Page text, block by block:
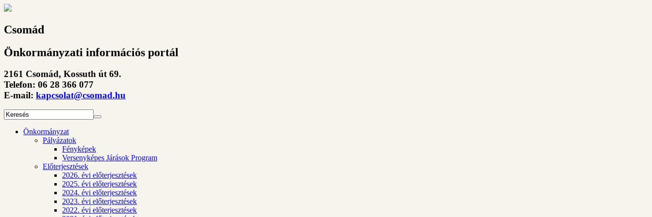
Csomád
Önkormányzati információs portál
2161 Csomád, Kossuth út 69.
Telefon: 06 28 366 077
E-mail: kapcsolat@csomad.hu
Önkormányzat
Pályázatok
Fényképek
Versenyképes Járások Program
Előterjesztések
2026. évi előterjesztések
2025. évi előterjesztések
2024. évi előterjesztések
2023. évi előterjesztések
2022. évi előterjesztések